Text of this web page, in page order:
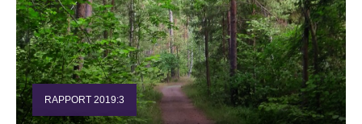
RAPPORT 2019:3